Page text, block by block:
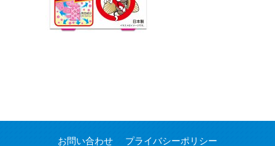
お問い合わせ プライバシーポリシー